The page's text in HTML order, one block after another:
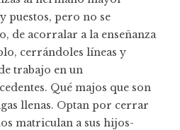
puestos, pero no se
de acorralar a la enseñanza
cerrándoles líneas y
trabajo en un
Qué majos que son
llenas. Optan por cerrar
matriculan a sus hijos-